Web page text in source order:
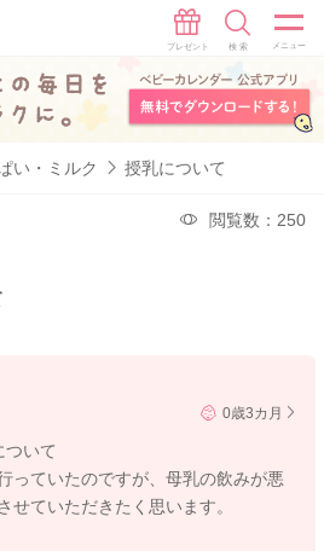
い・ミルク 授乳について
閲覧数：250
0歳3カ月
ついて
っていたのですが、母乳の飲みが悪
せていただきたく思います。